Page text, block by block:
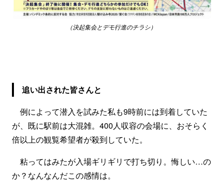
（決起集会とデモ行進のチラシ）
追い出された皆さんと
例によって潜入を試みた私も9時前には到着していた
が、既に駅前は大混雑。400人収容の会場に、おそらく
倍以上の観覧希望者が殺到していた。
粘ってはみたが入場ギリギリで打ち切り。悔しい…の
か？なんなんだこの感情は。